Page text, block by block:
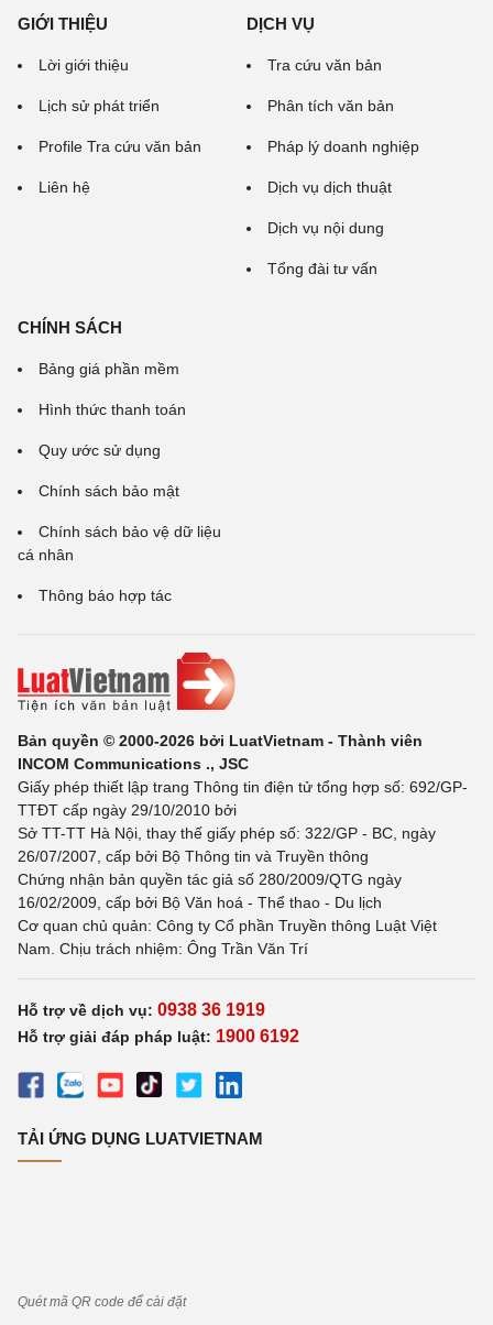
GIỚI THIỆU
Lời giới thiệu
Lịch sử phát triển
Profile Tra cứu văn bản
Liên hệ
DỊCH VỤ
Tra cứu văn bản
Phân tích văn bản
Pháp lý doanh nghiệp
Dịch vụ dịch thuật
Dịch vụ nội dung
Tổng đài tư vấn
CHÍNH SÁCH
Bảng giá phần mềm
Hình thức thanh toán
Quy ước sử dụng
Chính sách bảo mật
Chính sách bảo vệ dữ liệu
cá nhân
Thông báo hợp tác
Bản quyền © 2000-2026 bởi LuatVietnam - Thành viên
INCOM Communications ., JSC
Giấy phép thiết lập trang Thông tin điện tử tổng hợp số: 692/GP-
TTĐT cấp ngày 29/10/2010 bởi
Sở TT-TT Hà Nội, thay thế giấy phép số: 322/GP - BC, ngày
26/07/2007, cấp bởi Bộ Thông tin và Truyền thông
Chứng nhận bản quyền tác giả số 280/2009/QTG ngày
16/02/2009, cấp bởi Bộ Văn hoá - Thể thao - Du lịch
Cơ quan chủ quản: Công ty Cổ phần Truyền thông Luật Việt
Nam. Chịu trách nhiệm: Ông Trần Văn Trí
Hỗ trợ về dịch vụ: 0938 36 1919
Hỗ trợ giải đáp pháp luật: 1900 6192
TẢI ỨNG DỤNG LUATVIETNAM
Quét mã QR code để cài đặt